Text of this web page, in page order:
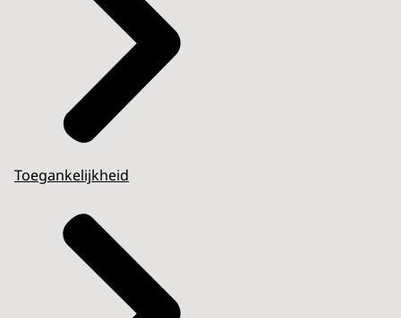
Toegankelijkheid